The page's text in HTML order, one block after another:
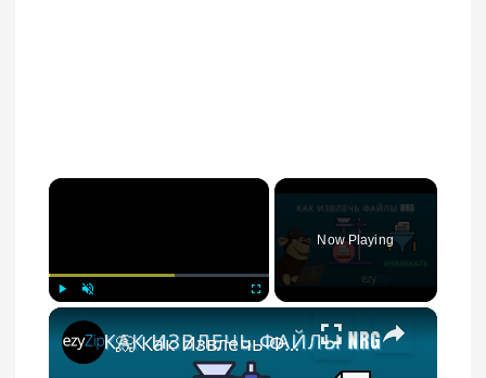
×
Now Playing
×
📀 Как Извлечь Файлы NRG Онлайн Бесплатно | Без Установки Программ